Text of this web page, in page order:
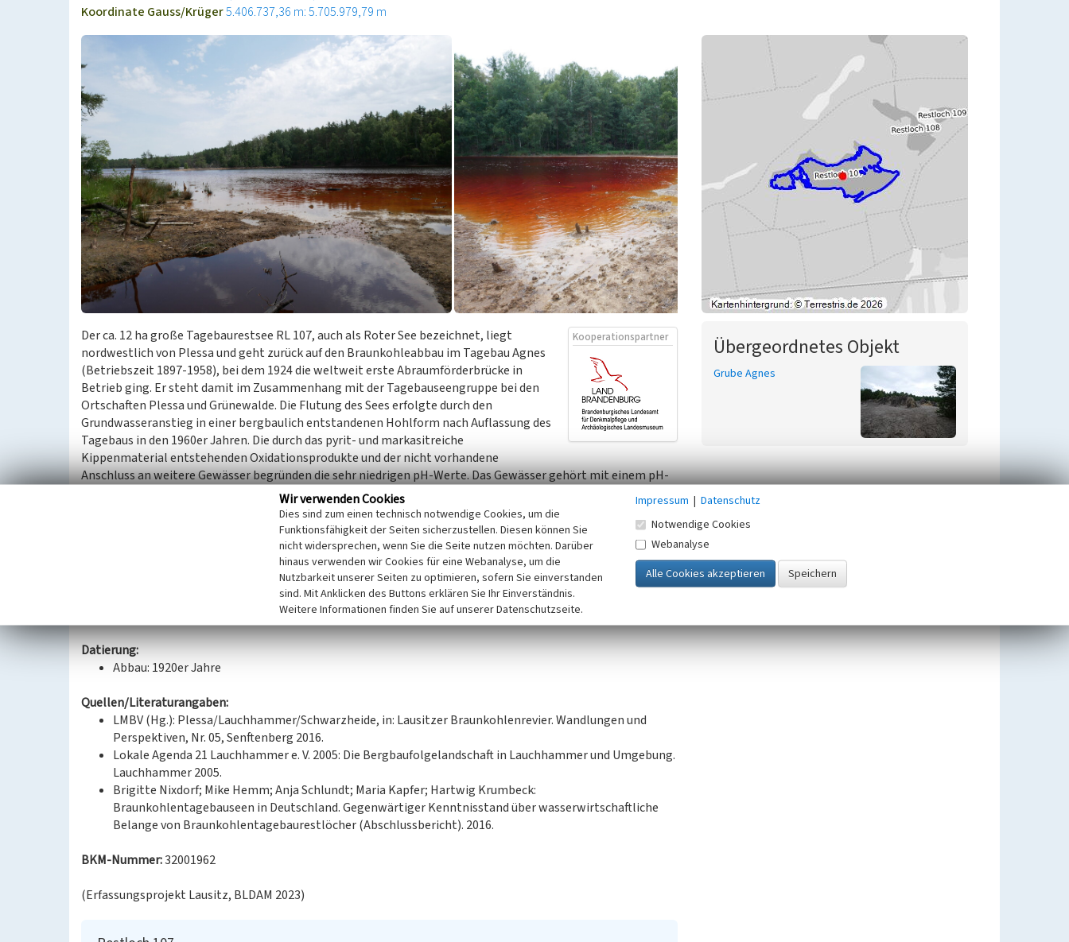
Koordinate Gauss/Krüger5.406.737,36 m: 5.705.979,79 m
Kooperationspartner
Der ca. 12 ha große Tagebaurestsee RL 107, auch als Roter See bezeichnet, liegt
nordwestlich von Plessa und geht zurück auf den Braunkohleabbau im Tagebau Agnes
(Betriebszeit 1897-1958), bei dem 1924 die weltweit erste Abraumförderbrücke in
Betrieb ging. Er steht damit im Zusammenhang mit der Tagebauseengruppe bei den
Ortschaften Plessa und Grünewalde. Die Flutung des Sees erfolgte durch den
Grundwasseranstieg in einer bergbaulich entstandenen Hohlform nach Auflassung des
Tagebaus in den 1960er Jahren. Die durch das pyrit- und markasitreiche
Kippenmaterial entstehenden Oxidationsprodukte und der nicht vorhandene
Anschluss an weitere Gewässer begründen die sehr niedrigen pH-Werte. Das Gewässer gehört mit einem pH-
Wert unter drei zu den sauersten Seen in der Lausitz. Seit 1995 regelmäßig durchgeführte Untersuchungen
durch die BTU Cottbus ergaben zudem, dass das Seewasser sehr hohe Konzentrationen an Eisen, Aluminium,
Calcium und Sulfat aufweist. Es laufen Untersuchungen zur natürlichen Entwicklung saurer Restseen.
Sanierungsmaßnahmen sind nicht geplant.
Das Gewässer mit seinen sehr flachen Uferböschungen mit der typischen roten Färbung ist von einer
spezialisierten Artengemeinschaft aus Algen, Rädertierchen, Geißeltierchen und Wasserwanzen besiedelt.
Am Ufer finden sich auch typische Moorpflanzen.
Das Gewässer stellt ein kulturlandschaftliches Zeugnis des Bergbaus mit hohem Wiedererkennungswert dar.
Datierung:
Abbau: 1920er Jahre
Quellen/Literaturangaben:
LMBV (Hg.): Plessa/Lauchhammer/Schwarzheide, in: Lausitzer Braunkohlenrevier. Wandlungen und
Perspektiven, Nr. 05, Senftenberg 2016.
Lokale Agenda 21 Lauchhammer e. V. 2005: Die Bergbaufolgelandschaft in Lauchhammer und Umgebung.
Lauchhammer 2005.
Brigitte Nixdorf; Mike Hemm; Anja Schlundt; Maria Kapfer; Hartwig Krumbeck:
Braunkohlentagebauseen in Deutschland. Gegenwärtiger Kenntnisstand über wasserwirtschaftliche
Belange von Braunkohlentagebaurestlöcher (Abschlussbericht). 2016.
BKM-Nummer:32001962
(Erfassungsprojekt Lausitz, BLDAM 2023)
Übergeordnetes Objekt
Grube Agnes
Wir verwenden Cookies
Dies sind zum einen technisch notwendige Cookies, um die
Funktionsfähigkeit der Seiten sicherzustellen. Diesen können Sie
nicht widersprechen, wenn Sie die Seite nutzen möchten. Darüber
hinaus verwenden wir Cookies für eine Webanalyse, um die
Nutzbarkeit unserer Seiten zu optimieren, sofern Sie einverstanden
sind. Mit Anklicken des Buttons erklären Sie Ihr Einverständnis.
Weitere Informationen finden Sie auf unserer Datenschutzseite.
Impressum | Datenschutz
Notwendige Cookies
Webanalyse